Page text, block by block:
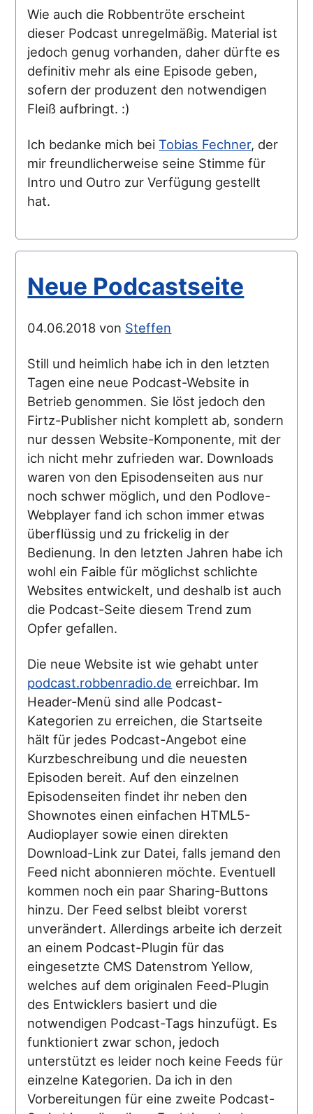
Wie auch die Robbentröte erscheint
dieser Podcast unregelmäßig. Material ist
jedoch genug vorhanden, daher dürfte es
definitiv mehr als eine Episode geben,
sofern der produzent den notwendigen
Fleiß aufbringt. :)
Ich bedanke mich beiTobias Fechner, der
mir freundlicherweise seine Stimme für
Intro und Outro zur Verfügung gestellt
hat.
Neue Podcastseite
04.06.2018 von Steffen
Still und heimlich habe ich in den letzten
Tagen eine neue Podcast-Website in
Betrieb genommen. Sie löst jedoch den
Firtz-Publisher nicht komplett ab, sondern
nur dessen Website-Komponente, mit der
ich nicht mehr zufrieden war. Downloads
waren von den Episodenseiten aus nur
noch schwer möglich, und den Podlove-
Webplayer fand ich schon immer etwas
überflüssig und zu frickelig in der
Bedienung. In den letzten Jahren habe ich
wohl ein Faible für möglichst schlichte
Websites entwickelt, und deshalb ist auch
die Podcast-Seite diesem Trend zum
Opfer gefallen.
Die neue Website ist wie gehabt unter
podcast.robbenradio.de erreichbar. Im
Header-Menü sind alle Podcast-
Kategorien zu erreichen, die Startseite
hält für jedes Podcast-Angebot eine
Kurzbeschreibung und die neuesten
Episoden bereit. Auf den einzelnen
Episodenseiten findet ihr neben den
Shownotes einen einfachen HTML5-
Audioplayer sowie einen direkten
Download-Link zur Datei, falls jemand den
Feed nicht abonnieren möchte. Eventuell
kommen noch ein paar Sharing-Buttons
hinzu. Der Feed selbst bleibt vorerst
unverändert. Allerdings arbeite ich derzeit
an einem Podcast-Plugin für das
eingesetzte CMS Datenstrom Yellow,
welches auf dem originalen Feed-Plugin
des Entwicklers basiert und die
notwendigen Podcast-Tags hinzufügt. Es
funktioniert zwar schon, jedoch
unterstützt es leider noch keine Feeds für
einzelne Kategorien. Da ich in den
Vorbereitungen für eine zweite Podcast-